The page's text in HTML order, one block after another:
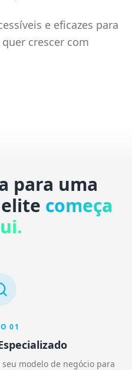
e eficazes para
crescer com
para uma
começa
01
modelo de negócio para